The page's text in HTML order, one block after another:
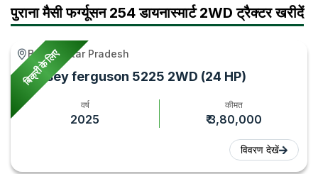
पुराना मैसी फर्ग्यूसन 254 डायनास्मार्ट 2WD ट्रैक्टर खरीदें
बिक्री के लिए
Ballia, Uttar Pradesh
Massey ferguson 5225 2WD (24 HP)
वर्ष
2025
कीमत
₹ 3,80,000
विवरण देखें